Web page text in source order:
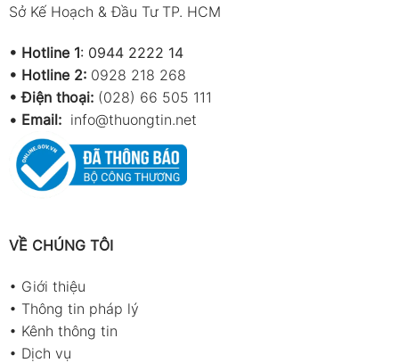
Sở Kế Hoạch & Đầu Tư TP. HCM
• Hotline 1: 0944 2222 14
• Hotline 2: 0928 218 268
• Điện thoại: (028) 66 505 111
• Email: info@thuongtin.net
VỀ CHÚNG TÔI
• Giới thiệu
• Thông tin pháp lý
• Kênh thông tin
• Dịch vụ